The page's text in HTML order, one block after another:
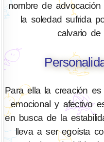
nombre de
la soledad sufrida
calvario
Para ella la creación
emocional y afectivo
en busca de la
lleva a ser egoísta